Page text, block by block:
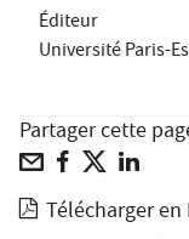
Éditeur
Université Paris-
Partager cette
Télécharger en